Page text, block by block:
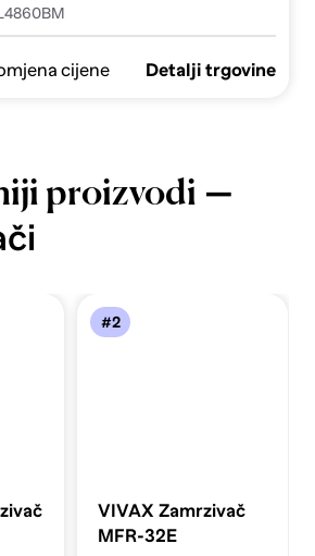
cijene Detalji trgovine
proizvodi —
#2
VIVAX Zamrzivač
MFR-32E